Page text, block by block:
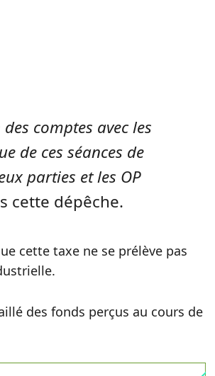
comptes avec les
de ces séances de
parties et les OP
cette dépêche.
cette taxe ne se prélève pas
des fonds perçus au cours de